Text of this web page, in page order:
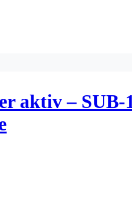
aktiv – SUB-